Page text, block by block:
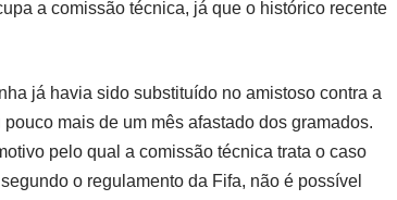
a comissão técnica, já que o histórico recente
já havia sido substituído no amistoso contra a
mais de um mês afastado dos gramados.
pelo qual a comissão técnica trata o caso
o regulamento da Fifa, não é possível